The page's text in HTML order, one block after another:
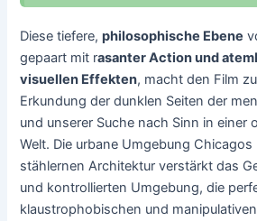
Diese tiefere,philosophische Ebene
gepaart mit rasanter Action und
visuellen Effekten, macht den Film
Erkundung der dunklen Seiten der
und unserer Suche nach Sinn in einer
Welt. Die urbane Umgebung Chicagos
stählernen Architektur verstärkt das
und kontrollierten Umgebung, die
klaustrophobischen und